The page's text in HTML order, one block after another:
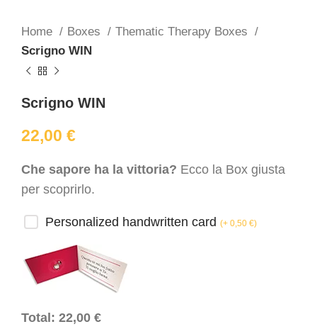
Home Boxes
Thematic Therapy Boxes
Scrigno WIN
Scrigno WIN
22,00 €
Che sapore ha la vittoria? Ecco la Box giusta
per scoprirlo.
Personalized handwritten card (+ 0,50 €)
Total: 22,00 €